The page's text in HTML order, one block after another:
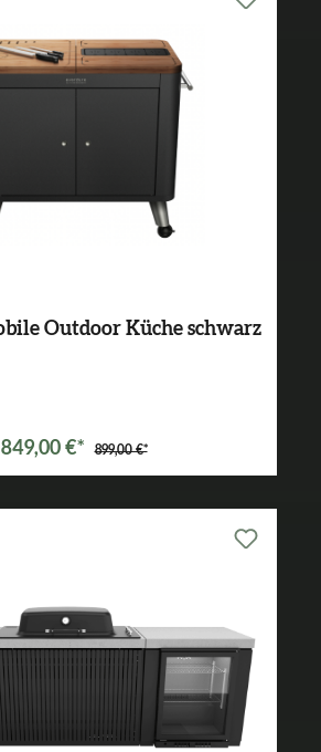
Outdoor Küche schwarz
849,00 €* 899,00 €*